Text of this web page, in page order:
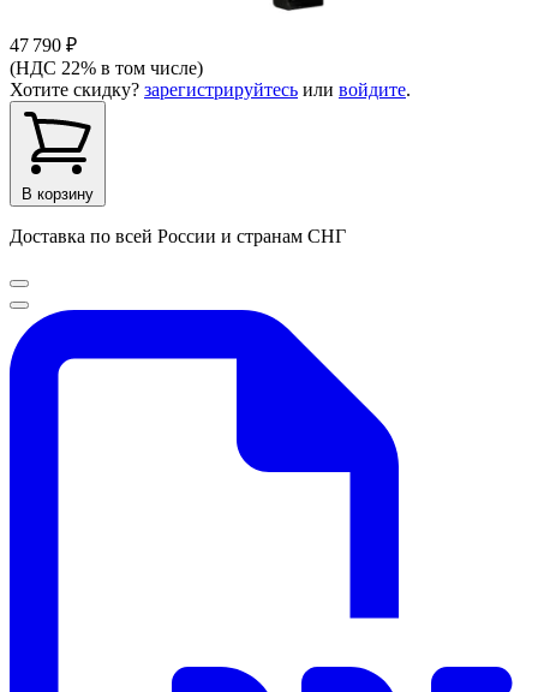
47 790 ₽
(НДС 22% в том числе)
Хотите скидку? зарегистрируйтесь или войдите.
В корзину
Доставка по всей России и странам СНГ